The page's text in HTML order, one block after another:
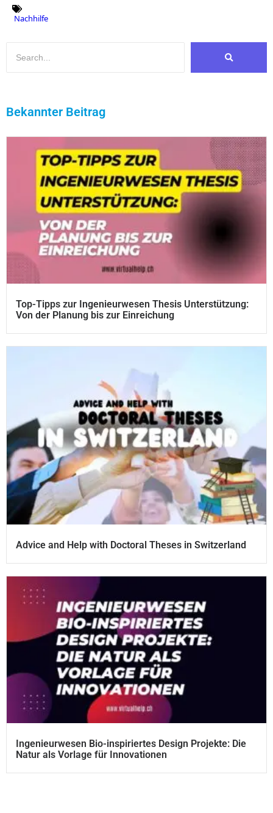
Nachhilfe
Bekannter Beitrag
Top-Tipps zur Ingenieurwesen Thesis Unterstützung:
Von der Planung bis zur Einreichung
Advice and Help with Doctoral Theses in Switzerland
Ingenieurwesen Bio-inspiriertes Design Projekte: Die
Natur als Vorlage für Innovationen